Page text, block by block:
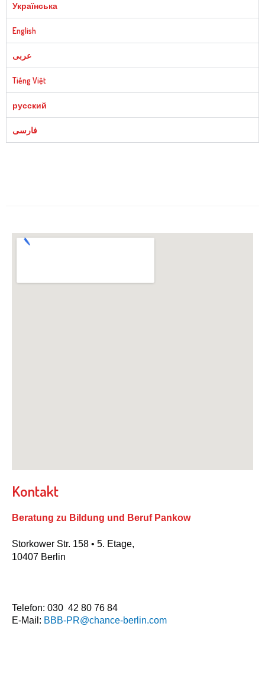
Українська
English
عربى
Tiếng Việt
русский
فارسی
Kontakt
Beratung zu Bildung und Beruf Pankow
Storkower Str. 158 • 5. Etage,
10407 Berlin
Telefon: 030 42 80 76 84
E-Mail: BBB-PR@chance-berlin.com